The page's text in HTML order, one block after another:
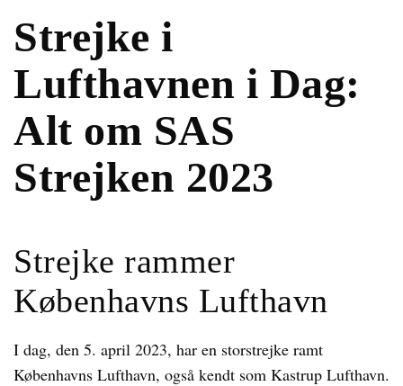
Strejke i
Lufthavnen i Dag:
Alt om SAS
Strejken 2023
Strejke rammer
Københavns Lufthavn
I dag, den 5. april 2023, har en storstrejke ramt
Københavns Lufthavn, også kendt som Kastrup Lufthavn.